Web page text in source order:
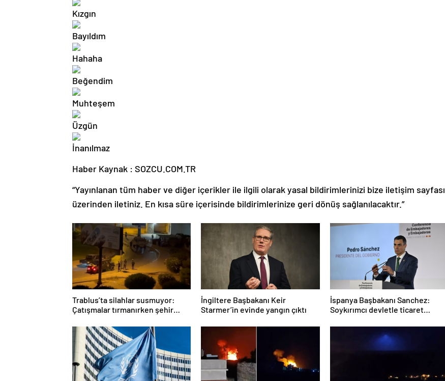
Haber Kaynak : SOZCU.COM.TR
“Yayınlanan tüm haber ve diğer içerikler ile ilgili olarak yasal bildirimlerinizi bize iletişim sayfası
üzerinden iletiniz. En kısa süre içerisinde bildirimlerinize geri dönüş sağlanılacaktır.”
Trablus’ta silahlar susmuyor:
Çatışmalar tırmanırken şehir
İngiltere Başbakanı Keir
Starmer’in evinde yangın çıktı
İspanya Başbakanı Sanchez:
Soykırımcı devletle ticaret